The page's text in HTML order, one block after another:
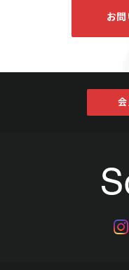
お